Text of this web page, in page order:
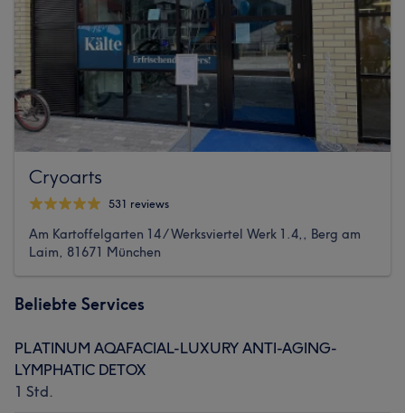
Cryoarts
531 reviews
Am Kartoffelgarten 14 / Werksviertel Werk 1.4,, Berg am
Laim, 81671 München
Beliebte Services
PLATINUM AQAFACIAL-LUXURY ANTI-AGING-
LYMPHATIC DETOX
1 Std.